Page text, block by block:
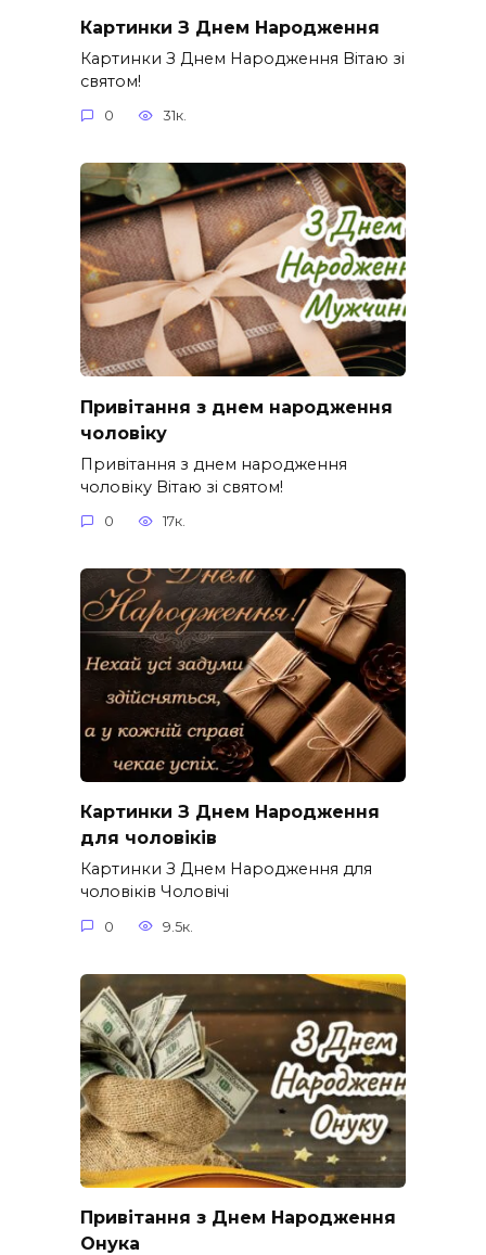
Картинки З Днем Народження
Картинки З Днем Народження Вітаю зі
святом!
0 31к.
Привітання з днем народження
чоловіку
Привітання з днем народження
чоловіку Вітаю зі святом!
0 17к.
Картинки З Днем Народження
для чоловіків​
Картинки З Днем Народження для
чоловіків​ Чоловічі
0 9.5к.
Привітання з Днем Народження
Онука